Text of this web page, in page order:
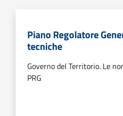
Piano Regolatore
tecniche
Governo del Territorio. Le
PRG